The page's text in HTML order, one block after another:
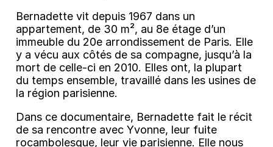
Bernadette vit depuis 1967 dans un
appartement, de 30 m², au 8e étage d’un
immeuble du 20e arrondissement de Paris. Elle
y a vécu aux côtés de sa compagne, jusqu’à la
mort de celle-ci en 2010. Elles ont, la plupart
du temps ensemble, travaillé dans les usines de
la région parisienne.
Dans ce documentaire, Bernadette fait le récit
de sa rencontre avec Yvonne, leur fuite
rocambolesque, leur vie parisienne. Elle nous